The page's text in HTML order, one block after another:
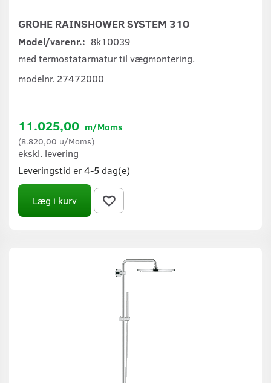
GROHE RAINSHOWER SYSTEM 310
Model/varenr.: 8k10039
med termostatarmatur til vægmontering.
modelnr. 27472000
11.025,00 m/Moms
(8.820,00 u/Moms)
ekskl. levering
Leveringstid er 4-5 dag(e)
Læg i kurv